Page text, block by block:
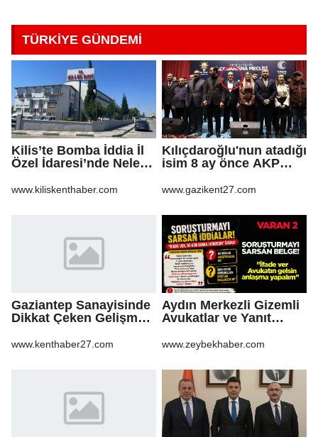
TÜRKİYE GÜNDEMİ
Kilis’te Bomba İddia İl
Özel İdaresi’nde Neler
www.kiliskenthaber.com
Kılıçdaroğlu'nun atadığı
isim 8 ay önce AKP
www.gazikent27.com
Gaziantep Sanayisinde
Dikkat Çeken Gelişme,
Yeniden Yapılandırma
www.kenthaber27.com
Aydın Merkezli Gizemli
Avukatlar ve Yanıt
www.zeybekhaber.com